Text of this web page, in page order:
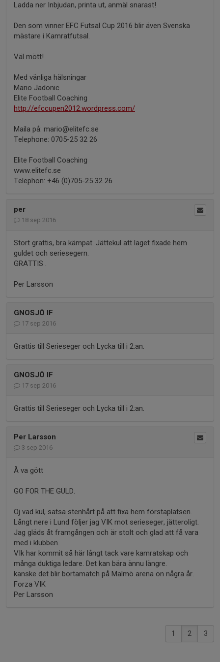
Ladda ner Inbjudan, printa ut, anmäl snarast!
Den som vinner EFC Futsal Cup 2016 blir även Svenska
mästare i Kamratfutsal.
Väl mött!
Med vänliga hälsningar
Mario Jadonic
Elite Football Coaching
http://efccupen2012.wordpress.com/
Maila på: mario@elitefc.se
Telephone: 0705-25 32 26
Elite Football Coaching
www.elitefc.se
Telephon: +46 (0)705-25 32 26
per
18 sep 2016
Stort grattis, bra kämpat. Jättekul att laget fixade hem
guldet och seriesegern.
GRATTIS .
Per Larsson
GNOSJÖ IF
17 sep 2016
Grattis till Serieseger och Lycka till i 2:an.
GNOSJÖ IF
17 sep 2016
Grattis till Serieseger och Lycka till i 2:an.
Per Larsson
3 sep 2016
Å va gött
GO FOR THE GULD.
Oj vad kul, satsa stenhårt på att fixa hem förstaplatsen.
Långt nere i Lund följer jag VIK mot serieseger, jätteroligt.
Jag gläds åt framgången och är stolt och glad att få vara
med i klubben.
VIk har kommit så här långt tack vare kamratskap och
många duktiga ledare. Det kan bära ännu längre.
kanske det blir bortamatch på Malmö arena on några år.
Forza VIK
Per Larsson
1 2 3